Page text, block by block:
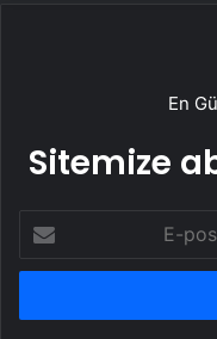
En
Sitemize
posta
adresinizi